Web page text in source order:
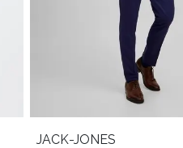
JACK-JONES